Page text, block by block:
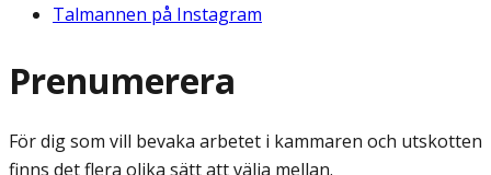
Talmannen på Instagram
Prenumerera
För dig som vill bevaka arbetet i kammaren och utskotten
finns det flera olika sätt att välja mellan.